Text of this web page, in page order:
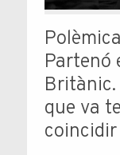
Partenó
que va
coincidir